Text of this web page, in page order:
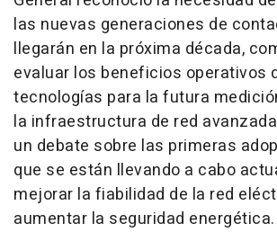
las nuevas generaciones de
llegarán en la próxima década,
evaluar los beneficios operativos
tecnologías para la futura
la infraestructura de red
un debate sobre las primeras
que se están llevando a cabo
mejorar la fiabilidad de la red
aumentar la seguridad energética.